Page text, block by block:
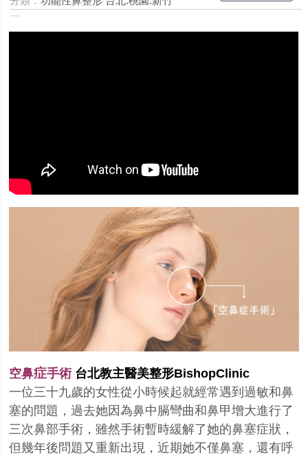
空鼻症手術 台北教主醫美整形BishopClinic
一位三十九歲的女性從小時候起就經常遇到過敏和鼻
塞的問題，過去她因為鼻中膈彎曲和鼻甲增大進行了
三次鼻部手術，雖然手術暫時緩解了她的鼻塞症狀，
但幾年後問題又重新出現，近期她不僅鼻塞，還有呼